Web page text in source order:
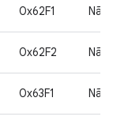
0x62F1 Não
0x62F2 Não
0x63F1 Não